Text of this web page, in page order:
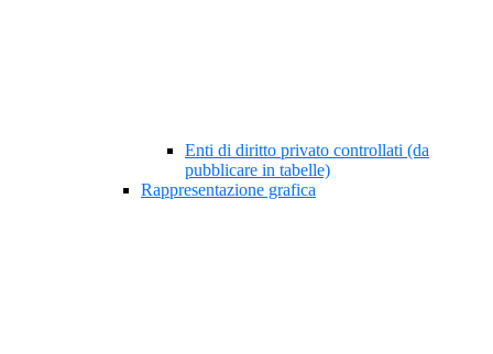
Enti di diritto privato controllati (da
pubblicare in tabelle)
Rappresentazione grafica